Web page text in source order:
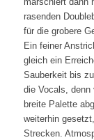
rasenden
für die grobere
Ein feiner
gleich ein
Sauberkeit bis
die Vocals, denn
breite Palette
weiterhin
Strecken.